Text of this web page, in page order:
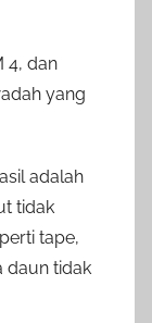
4, dan
yang
adalah
tidak
tape,
daun tidak